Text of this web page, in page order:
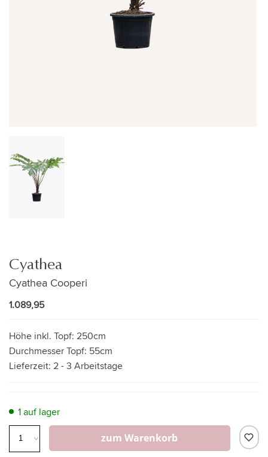
Cyathea
Cyathea Cooperi
1.089,95
Höhe inkl. Topf: 250cm
Durchmesser Topf: 55cm
Lieferzeit: 2 - 3 Arbeitstage
1 auf lager
zum Warenkorb